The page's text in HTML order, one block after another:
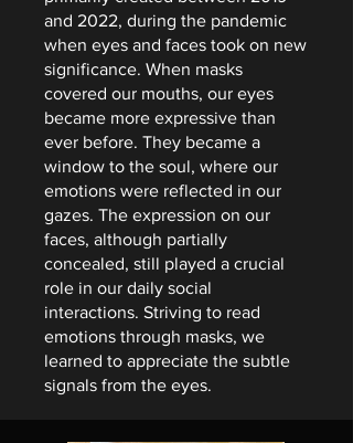
and 2022, during the pandemic
when eyes and faces took on new
significance. When masks
covered our mouths, our eyes
became more expressive than
ever before. They became a
window to the soul, where our
emotions were reflected in our
gazes. The expression on our
faces, although partially
concealed, still played a crucial
role in our daily social
interactions. Striving to read
emotions through masks, we
learned to appreciate the subtle
signals from the eyes.